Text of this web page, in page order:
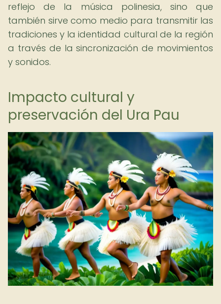
reflejo de la música polinesia, sino que
también sirve como medio para transmitir las
tradiciones y la identidad cultural de la región
a través de la sincronización de movimientos
y sonidos.
Impacto cultural y
preservación del Ura Pau